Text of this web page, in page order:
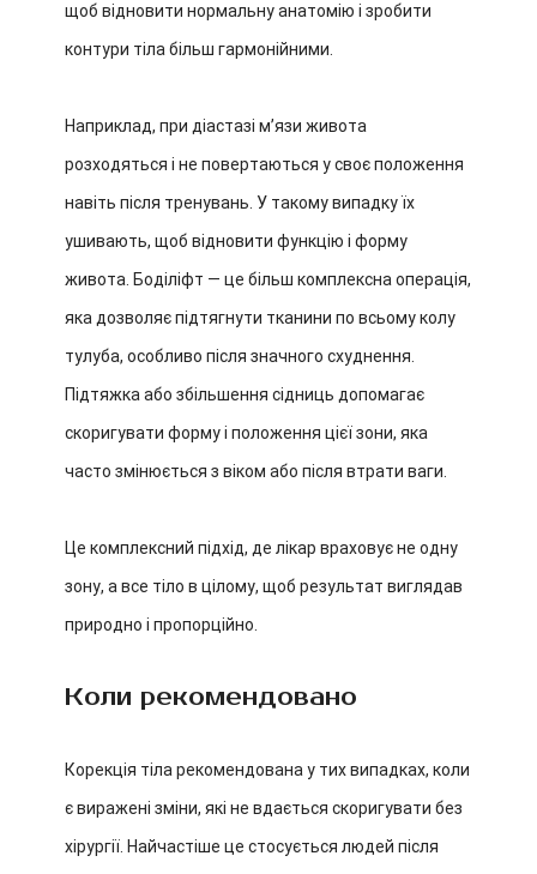
щоб відновити нормальну анатомію і зробити
контури тіла більш гармонійними.
Наприклад, при діастазі м’язи живота
розходяться і не повертаються у своє положення
навіть після тренувань. У такому випадку їх
ушивають, щоб відновити функцію і форму
живота. Боділіфт — це більш комплексна операція,
яка дозволяє підтягнути тканини по всьому колу
тулуба, особливо після значного схуднення.
Підтяжка або збільшення сідниць допомагає
скоригувати форму і положення цієї зони, яка
часто змінюється з віком або після втрати ваги.
Це комплексний підхід, де лікар враховує не одну
зону, а все тіло в цілому, щоб результат виглядав
природно і пропорційно.
Коли рекомендовано
Корекція тіла рекомендована у тих випадках, коли
є виражені зміни, які не вдається скоригувати без
хірургії. Найчастіше це стосується людей після